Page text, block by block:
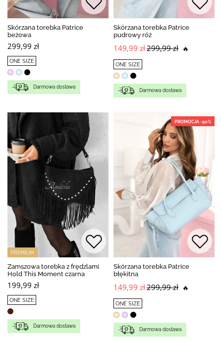
Skórzana torebka Patrice
beżowa
299,99 zł
ONE SIZE
Darmowa dostawa
Skórzana torebka Patrice
pudrowy róż
149,99 zł299,99 zł 🔥
ONE SIZE
Darmowa dostawa
PREMIUM
Zamszowa torebka z frędzlami
Hold This Moment czarna
199,99 zł
ONE SIZE
Darmowa dostawa
PROMOCJA -50%
Skórzana torebka Patrice
błękitna
149,99 zł299,99 zł 🔥
ONE SIZE
Darmowa dostawa